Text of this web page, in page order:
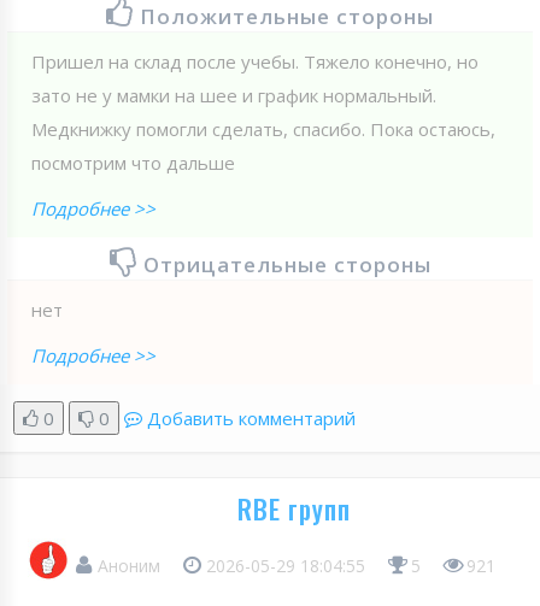
Положительные стороны
Пришел на склад после учебы. Тяжело конечно, но
зато не у мамки на шее и график нормальный.
Медкнижку помогли сделать, спасибо. Пока остаюсь,
посмотрим что дальше
Подробнее >>
Отрицательные стороны
нет
Подробнее >>
0 0 Добавить комментарий
RBE групп
Аноним 2026-05-29 18:04:55 5 921